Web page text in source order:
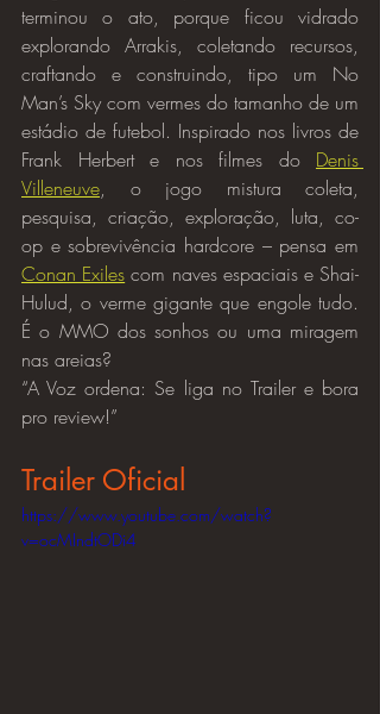
terminou o ato, porque ficou vidrado
explorando Arrakis, coletando recursos,
craftando e construindo, tipo um No
Man’s Sky com vermes do tamanho de um
estádio de futebol. Inspirado nos livros de
Frank Herbert e nos filmes do Denis
Villeneuve, o jogo mistura coleta,
pesquisa, criação, exploração, luta, co-
Conan Exiles com naves espaciais e Shai-
Hulud, o verme gigante que engole tudo.
É o MMO dos sonhos ou uma miragem
nas areias?
“A Voz ordena: Se liga no Trailer e bora
pro review!”
Trailer Oficial
https://www.youtube.com/watch?
v=ocMIndtODi4